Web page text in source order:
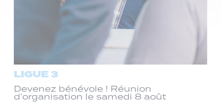
LIGUE 3
Devenez bénévole ! Réunion
d’organisation le samedi 8 août